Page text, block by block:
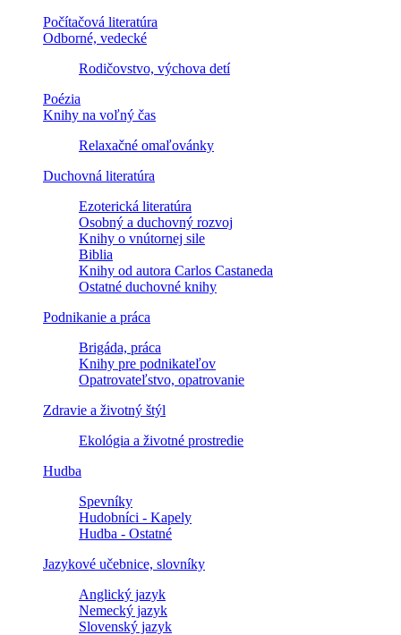
Počítačová literatúra
Odborné, vedecké
Rodičovstvo, výchova detí
Poézia
Knihy na voľný čas
Relaxačné omaľovánky
Duchovná literatúra
Ezoterická literatúra
Osobný a duchovný rozvoj
Knihy o vnútornej sile
Biblia
Knihy od autora Carlos Castaneda
Ostatné duchovné knihy
Podnikanie a práca
Brigáda, práca
Knihy pre podnikateľov
Opatrovateľstvo, opatrovanie
Zdravie a životný štýl
Ekológia a životné prostredie
Hudba
Spevníky
Hudobníci - Kapely
Hudba - Ostatné
Jazykové učebnice, slovníky
Anglický jazyk
Nemecký jazyk
Slovenský jazyk